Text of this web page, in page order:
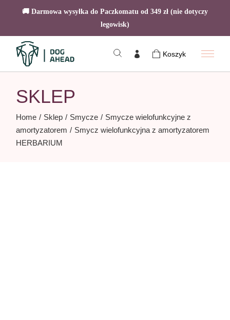
🚚 Darmowa wysyłka do Paczkomatu od 349 zł (nie dotyczy
legowisk)
content
Koszyk
SKLEP
Home Sklep Smycze
Smycze wielofunkcyjne z
amortyzatorem
Smycz wielofunkcyjna z amortyzatorem
HERBARIUM